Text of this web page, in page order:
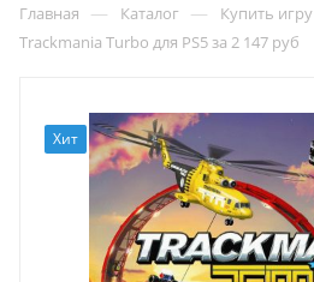
Главная — Каталог — Купить игру
Trackmania Turbo для PS5 за 2 147 руб
Хит